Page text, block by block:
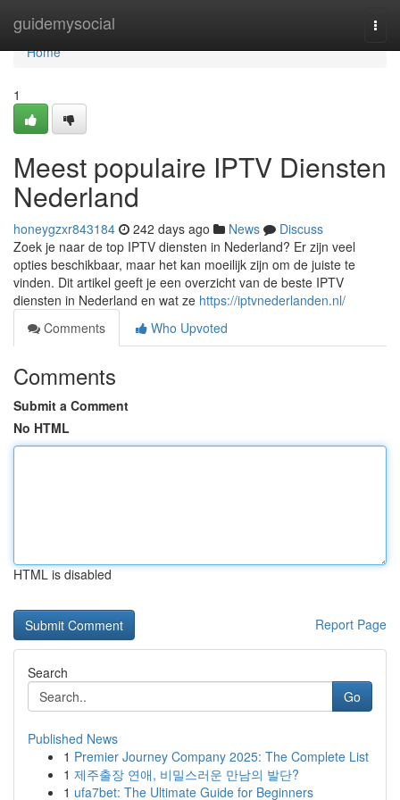
guidemysocial
Home
Home
1
Meest populaire IPTV Diensten
Nederland
honeygzxr843184 242 days ago News
Discuss
Zoek je naar de top IPTV diensten in Nederland? Er zijn veel
opties beschikbaar, maar het kan moeilijk zijn om de juiste te
vinden. Dit artikel geeft je een overzicht van de beste IPTV
diensten in Nederland en wat ze https://iptvnederlanden.nl/
Comments
Who Upvoted
Comments
Submit a Comment
No HTML
HTML is disabled
Report Page
Search
Go
Published News
1 Premier Journey Company 2025: The Complete List
1 제주출장 연애, 비밀스러운 만남의 발단?
1 ufa7bet: The Ultimate Guide for Beginners